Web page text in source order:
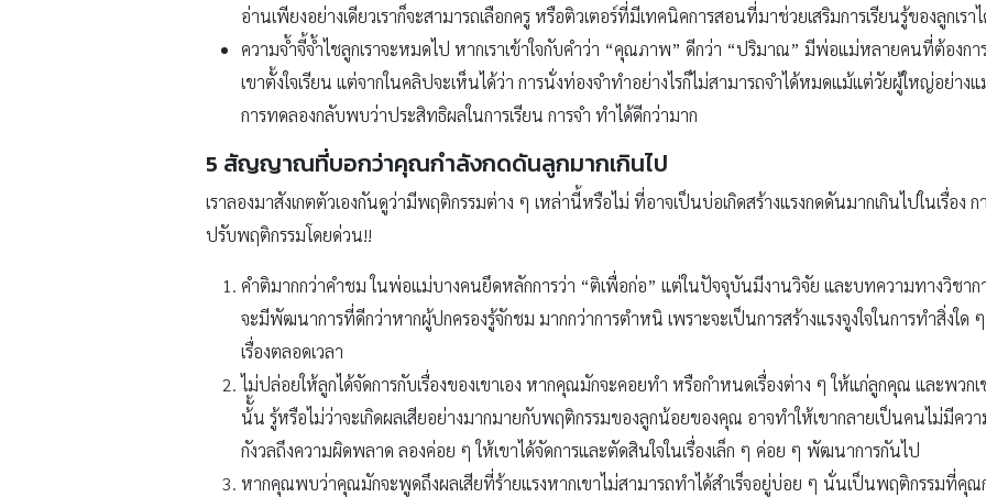
อ่านเพียงอย่างเดียวเราก็จะสามารถเลือกครู หรือติวเตอร์ที่มีเทคนิคการสอนที่มาช่วยเสริมการเรียนรู้ของลูกเรา
ความจ้ำจี้จ้ำไชลูกเราจะหมดไป หากเราเข้าใจกับคำว่า “คุณภาพ” ดีกว่า “ปริมาณ” มีพ่อแม่หลายคนที่ต้องก
เขาตั้งใจเรียน แต่จากในคลิปจะเห็นได้ว่า การนั่งท่องจำทำอย่างไรก็ไม่สามารถจำได้หมดแม้แต่วัยผู้ใหญ่อย่าง
การทดลองกลับพบว่าประสิทธิผลในการเรียน การจำ ทำได้ดีกว่ามาก
5 สัญญาณที่บอกว่าคุณกำลังกดดันลูกมากเกินไป
เราลองมาสังเกตตัวเองกันดูว่ามีพฤติกรรมต่าง ๆ เหล่านี้หรือไม่ ที่อาจเป็นบ่อเกิดสร้างแรงกดดันมากเกินไปในเรื่อง
ปรับพฤติกรรมโดยด่วน!!
คำติมากกว่าคำชม ในพ่อแม่บางคนยึดหลักการว่า “ติเพื่อก่อ” แต่ในปัจจุบันมีงานวิจัย และบทความทางวิชาก
จะมีพัฒนาการที่ดีกว่าหากผู้ปกครองรู้จักชม มากกว่าการตำหนิ เพราะจะเป็นการสร้างแรงจูงใจในการทำสิ่งใด
เรื่องตลอดเวลา
ไม่ปล่อยให้ลูกได้จัดการกับเรื่องของเขาเอง หากคุณมักจะคอยทำ หรือกำหนดเรื่องต่าง ๆ ให้แก่ลูกคุณ และพ
น้ั้น รู้หรือไม่ว่าจะเกิดผลเสียอย่างมากมายกับพฤติกรรมของลูกน้อยของคุณ อาจทำให้เขากลายเป็นคนไม่มีคว
กังวลถึงความผิดพลาด ลองค่อย ๆ ให้เขาได้จัดการและตัดสินใจในเรื่องเล็ก ๆ ค่อย ๆ พัฒนาการกันไป
หากคุณพบว่าคุณมักจะพูดถึงผลเสียที่ร้ายแรงหากเขาไม่สามารถทำได้สำเร็จอยู่บ่อย ๆ นั่นเป็นพฤติกรรมที่คุณ